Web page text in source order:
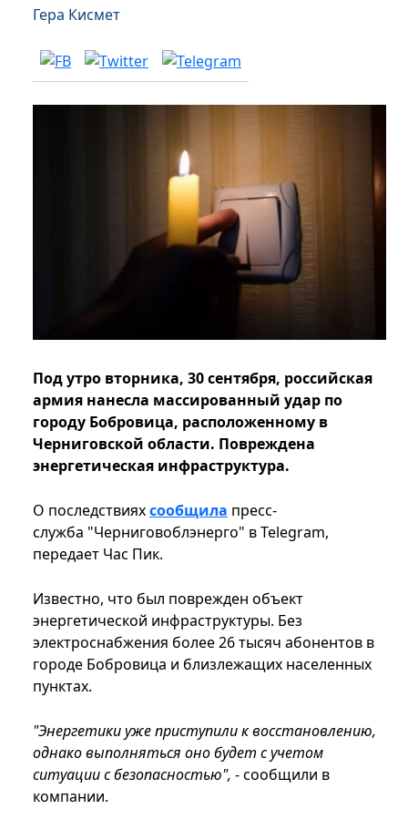
Гера Кисмет
Под утро вторника, 30 сентября, российская
армия нанесла массированный удар по
городу Бобровица, расположенному в
Черниговской области. Повреждена
энергетическая инфраструктура.
О последствияхсообщила пресс-
служба "Черниговоблэнерго" в Telegram,
передает Час Пик.
Известно, что был поврежден объект
энергетической инфраструктуры. Без
электроснабжения более 26 тысяч абонентов в
городе Бобровица и близлежащих населенных
пунктах.
"Энергетики уже приступили к восстановлению,
однако выполняться оно будет с учетом
ситуации с безопасностью", - сообщили в
компании.